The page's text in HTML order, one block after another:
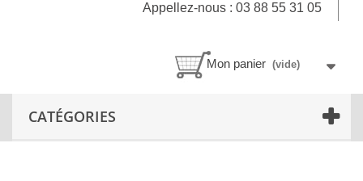
Appellez-nous : 03 88 55 31 05
Mon panier (vide)
CATÉGORIES